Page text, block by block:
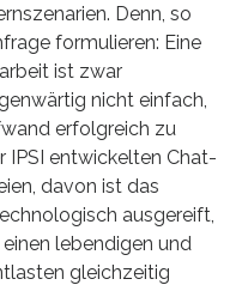
Denn, so
formulieren: Eine
ist zwar
nicht einfach,
erfolgreich zu
IPSI entwickelten Chat-
davon ist das
ausgereift,
lebendigen und
gleichzeitig